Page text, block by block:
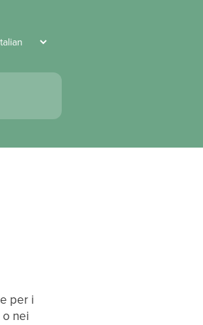
per i
nei